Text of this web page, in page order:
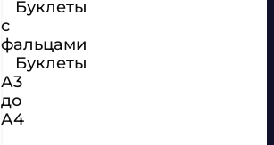
Буклеты
с
фальцами
Буклеты
А3
до
А4